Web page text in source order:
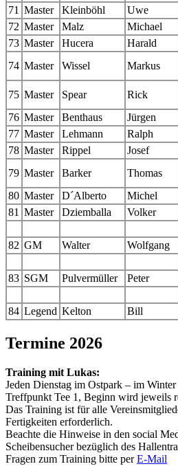
71 Master Kleinböhl Uwe
72 Master Malz Michael
73 Master Hucera Harald
74 Master Wissel Markus
75 Master Spear Rick
76 Master Benthaus Jürgen
77 Master Lehmann Ralph
78 Master Rippel Josef
79 Master Barker Thomas
80 Master D´Alberto Michel
81 Master Dziemballa Volker
82 GM Walter Wolfgang
83 SGM Pulvermüller Peter
84 Legend Kelton Bill
Termine 2026
Training mit Lukas:
Jeden Dienstag im Ostpark – im
Treffpunkt Tee 1, Beginn wird jeweils
Das Training ist für alle
Fertigkeiten erforderlich.
Beachte die Hinweise in den social
Scheibensucher bezüglich des
Fragen zum Training bitte perE-Mail